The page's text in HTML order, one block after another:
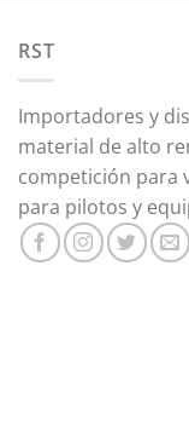
RST
Importadores y
material de alto
competición para
para pilotos y